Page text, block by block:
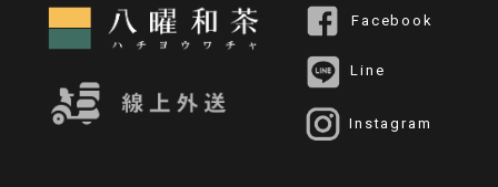
Facebook
Instagram
Line